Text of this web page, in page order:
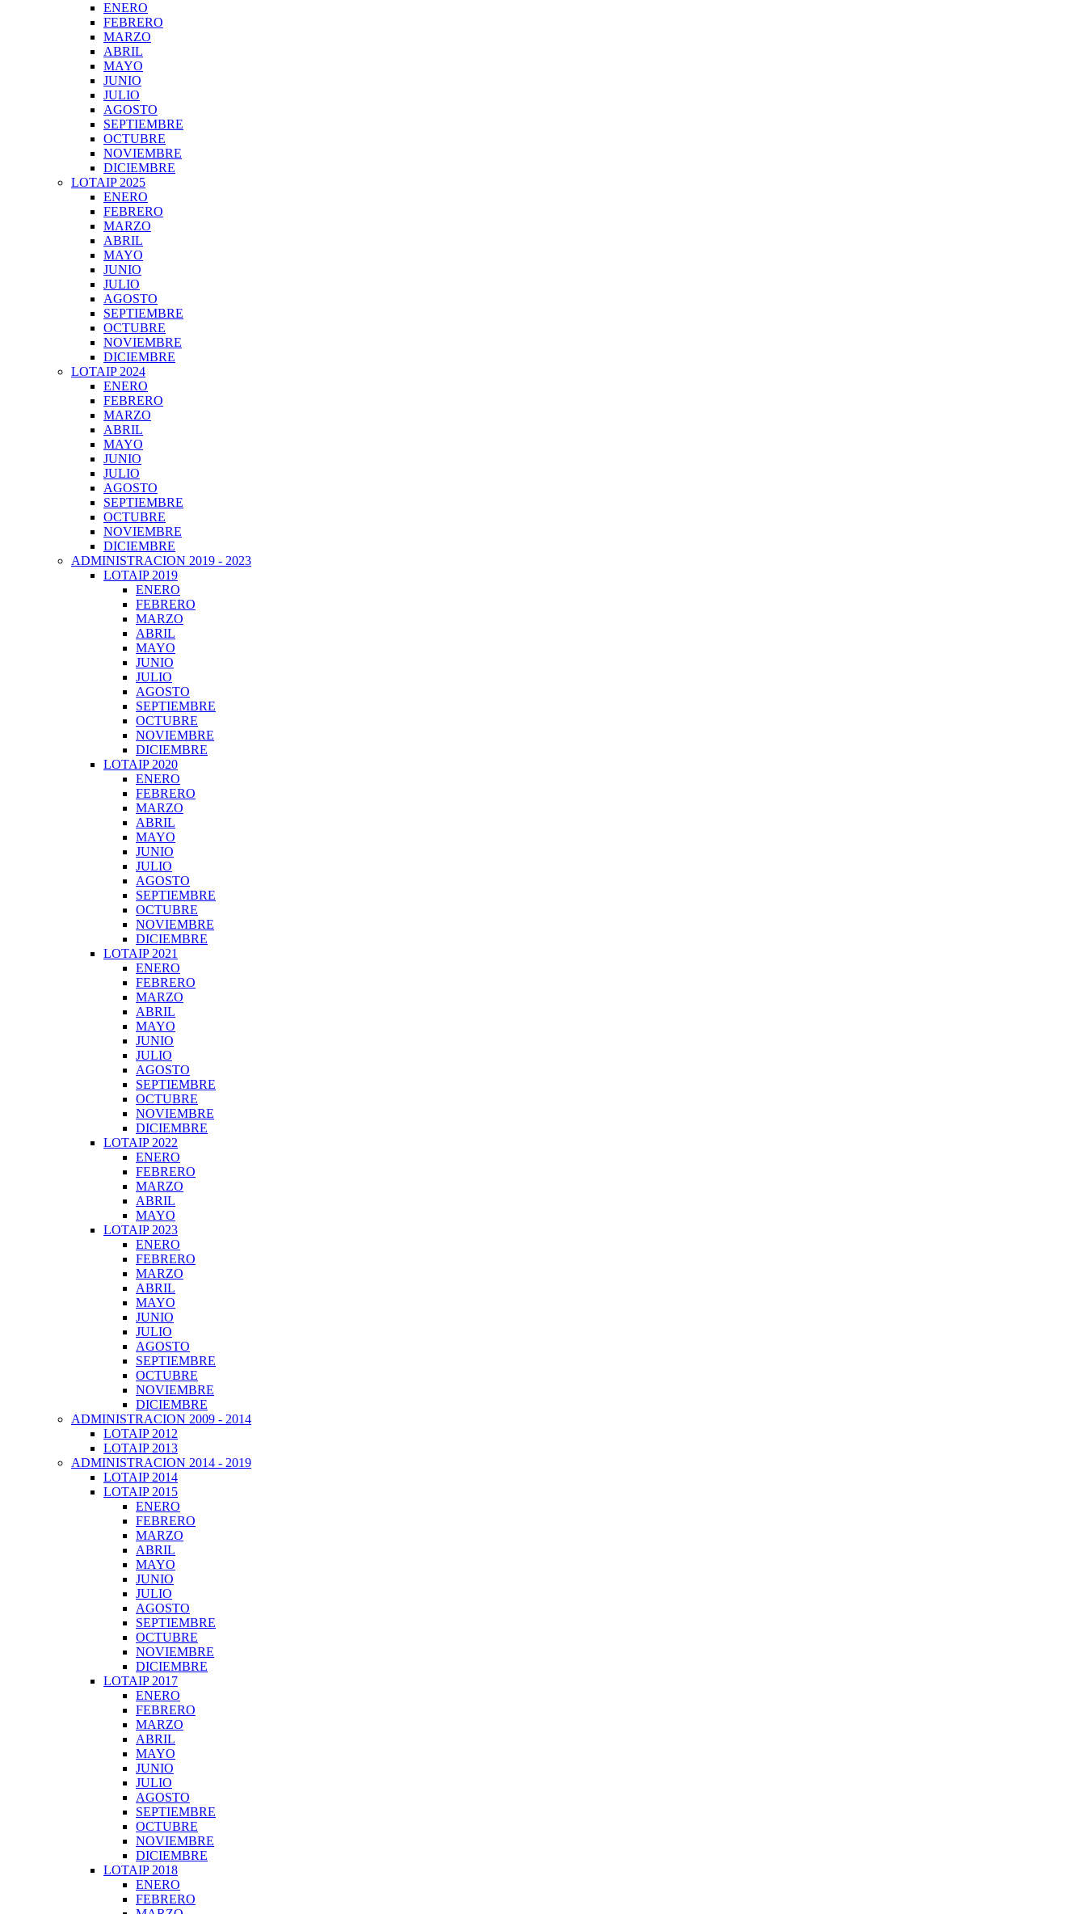
ENERO
FEBRERO
MARZO
ABRIL
MAYO
JUNIO
JULIO
AGOSTO
SEPTIEMBRE
OCTUBRE
NOVIEMBRE
DICIEMBRE
LOTAIP 2025
ENERO
FEBRERO
MARZO
ABRIL
MAYO
JUNIO
JULIO
AGOSTO
SEPTIEMBRE
OCTUBRE
NOVIEMBRE
DICIEMBRE
LOTAIP 2024
ENERO
FEBRERO
MARZO
ABRIL
MAYO
JUNIO
JULIO
AGOSTO
SEPTIEMBRE
OCTUBRE
NOVIEMBRE
DICIEMBRE
ADMINISTRACION 2019 - 2023
LOTAIP 2019
ENERO
FEBRERO
MARZO
ABRIL
MAYO
JUNIO
JULIO
AGOSTO
SEPTIEMBRE
OCTUBRE
NOVIEMBRE
DICIEMBRE
LOTAIP 2020
ENERO
FEBRERO
MARZO
ABRIL
MAYO
JUNIO
JULIO
AGOSTO
SEPTIEMBRE
OCTUBRE
NOVIEMBRE
DICIEMBRE
LOTAIP 2021
ENERO
FEBRERO
MARZO
ABRIL
MAYO
JUNIO
JULIO
AGOSTO
SEPTIEMBRE
OCTUBRE
NOVIEMBRE
DICIEMBRE
LOTAIP 2022
ENERO
FEBRERO
MARZO
ABRIL
MAYO
LOTAIP 2023
ENERO
FEBRERO
MARZO
ABRIL
MAYO
JUNIO
JULIO
AGOSTO
SEPTIEMBRE
OCTUBRE
NOVIEMBRE
DICIEMBRE
ADMINISTRACION 2009 - 2014
LOTAIP 2012
LOTAIP 2013
ADMINISTRACION 2014 - 2019
LOTAIP 2014
LOTAIP 2015
ENERO
FEBRERO
MARZO
ABRIL
MAYO
JUNIO
JULIO
AGOSTO
SEPTIEMBRE
OCTUBRE
NOVIEMBRE
DICIEMBRE
LOTAIP 2017
ENERO
FEBRERO
MARZO
ABRIL
MAYO
JUNIO
JULIO
AGOSTO
SEPTIEMBRE
OCTUBRE
NOVIEMBRE
DICIEMBRE
LOTAIP 2018
ENERO
FEBRERO